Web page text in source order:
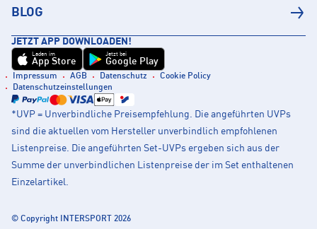
BLOG
JETZT APP DOWNLOADEN!
Laden im
App Store
Jetzt bei
Google Play
Impressum AGB Datenschutz
Cookie Policy
Datenschutzeinstellungen
*UVP = Unverbindliche Preisempfehlung. Die angeführten UVPs
sind die aktuellen vom Hersteller unverbindlich empfohlenen
Listenpreise. Die angeführten Set-UVPs ergeben sich aus der
Summe der unverbindlichen Listenpreise der im Set enthaltenen
Einzelartikel.
© Copyright INTERSPORT 2026